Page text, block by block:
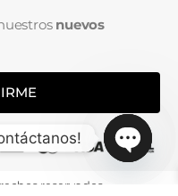
nuevos
reservados